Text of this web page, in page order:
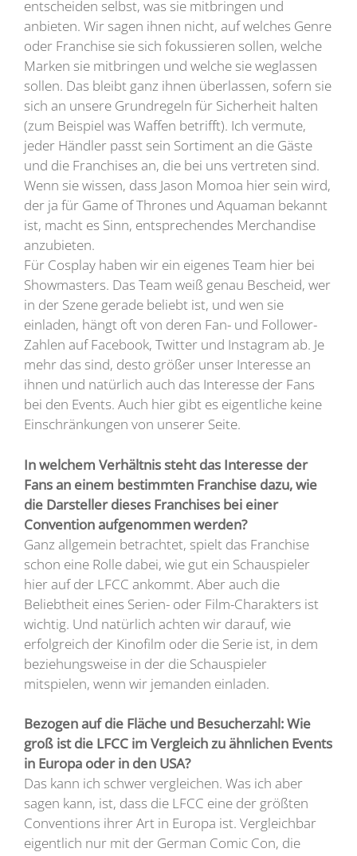
entscheiden selbst, was sie mitbringen und
anbieten. Wir sagen ihnen nicht, auf welches Genre
oder Franchise sie sich fokussieren sollen, welche
Marken sie mitbringen und welche sie weglassen
sollen. Das bleibt ganz ihnen überlassen, sofern sie
sich an unsere Grundregeln für Sicherheit halten
(zum Beispiel was Waffen betrifft). Ich vermute,
jeder Händler passt sein Sortiment an die Gäste
und die Franchises an, die bei uns vertreten sind.
Wenn sie wissen, dass Jason Momoa hier sein wird,
der ja für Game of Thrones und Aquaman bekannt
ist, macht es Sinn, entsprechendes Merchandise
anzubieten.
Für Cosplay haben wir ein eigenes Team hier bei
Showmasters. Das Team weiß genau Bescheid, wer
in der Szene gerade beliebt ist, und wen sie
einladen, hängt oft von deren Fan- und Follower-
Zahlen auf Facebook, Twitter und Instagram ab. Je
mehr das sind, desto größer unser Interesse an
ihnen und natürlich auch das Interesse der Fans
bei den Events. Auch hier gibt es eigentliche keine
Einschränkungen von unserer Seite.
In welchem Verhältnis steht das Interesse der
Fans an einem bestimmten Franchise dazu, wie
die Darsteller dieses Franchises bei einer
Convention aufgenommen werden?
Ganz allgemein betrachtet, spielt das Franchise
schon eine Rolle dabei, wie gut ein Schauspieler
hier auf der LFCC ankommt. Aber auch die
Beliebtheit eines Serien- oder Film-Charakters ist
wichtig. Und natürlich achten wir darauf, wie
erfolgreich der Kinofilm oder die Serie ist, in dem
beziehungsweise in der die Schauspieler
mitspielen, wenn wir jemanden einladen.
Bezogen auf die Fläche und Besucherzahl: Wie
groß ist die LFCC im Vergleich zu ähnlichen Events
in Europa oder in den USA?
Das kann ich schwer vergleichen. Was ich aber
sagen kann, ist, dass die LFCC eine der größten
Conventions ihrer Art in Europa ist. Vergleichbar
eigentlich nur mit der German Comic Con, die